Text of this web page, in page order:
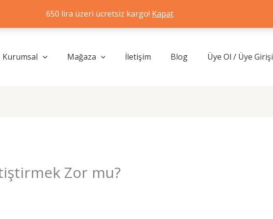
650 lira üzeri ücretsiz kargo! Kapat
Kurumsal Mağaza İletişim Blog Üye Ol / Üye Girişi
Zor mu?